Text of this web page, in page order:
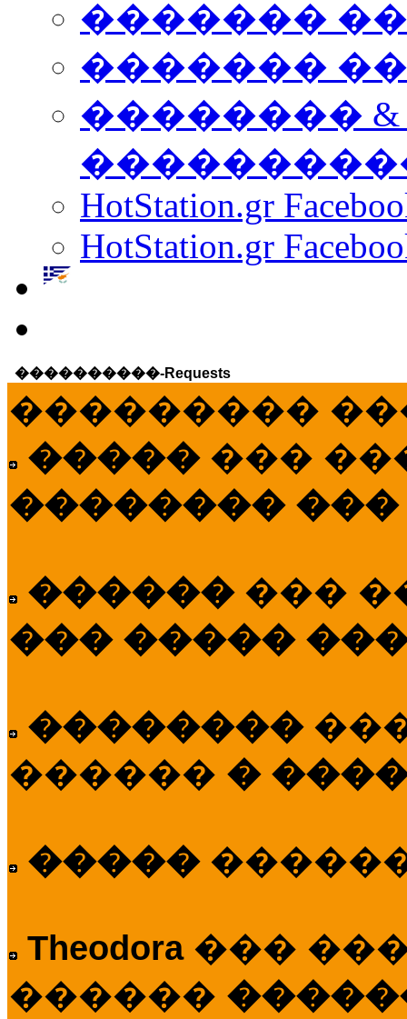
�������
������� ���
��������
HotStation.gr
HotStation.gr
����������-Requests
���������
����� ���
��������
������ ���
��� �����
��������
������ �
�����
Theodora ���
������